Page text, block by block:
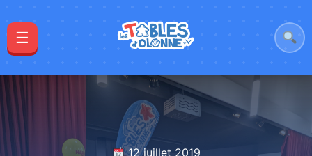
☰
12 juillet 2019